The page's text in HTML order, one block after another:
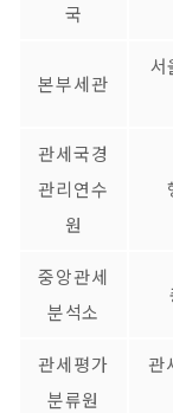
국
본부세관
서
관세국경
관리연수
원
중앙관세
분석소
관세평가
분류원
관